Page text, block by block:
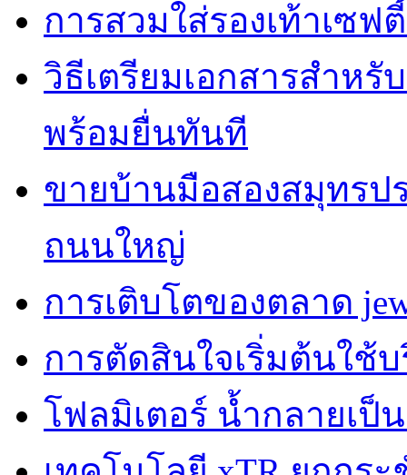
การสวมใส่รองเท้าเซฟ
วิธีเตรียมเอกสารสำห
พร้อมยื่นทันที
ขายบ้านมือสองสมุทรป
ถนนใหญ่
การเติบโตของตลาด
การตัดสินใจเริ่มต้นใช้
โฟลมิเตอร์ น้ำกลายเ